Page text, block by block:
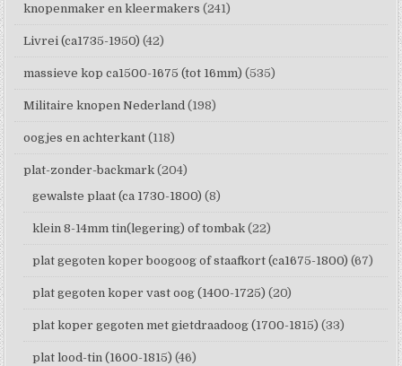
knopenmaker en kleermakers (241)
Livrei (ca1735-1950) (42)
massieve kop ca1500-1675 (tot 16mm) (535)
Militaire knopen Nederland (198)
oogjes en achterkant (118)
plat-zonder-backmark (204)
gewalste plaat (ca 1730-1800) (8)
klein 8-14mm tin(legering) of tombak (22)
plat gegoten koper boogoog of staafkort (ca1675-1800) (67)
plat gegoten koper vast oog (1400-1725) (20)
plat koper gegoten met gietdraadoog (1700-1815) (33)
plat lood-tin (1600-1815) (46)